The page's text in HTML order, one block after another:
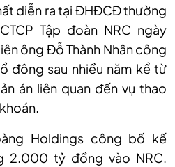
diễn ra tại ĐHĐCĐ thường
Tập đoàn NRC ngày
ông Đỗ Thành Nhân công
đông sau nhiều năm kể từ
án liên quan đến vụ thao
Holdings công bố kế
2.000 tỷ đồng vào NRC.